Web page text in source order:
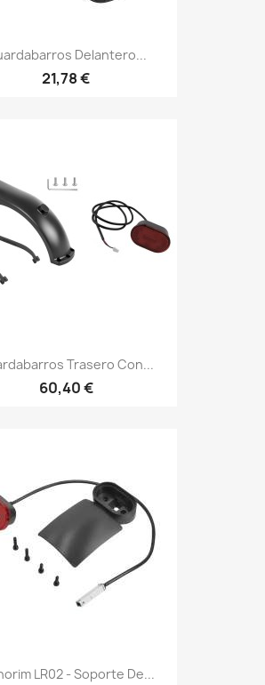
Delantero...
21,78 €
Trasero Con...
60,40 €
LR02 - Soporte De...